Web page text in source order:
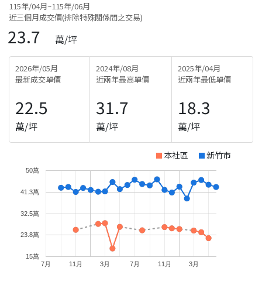
115年/04月~115年/06月
近三個月成交價(排除特殊關係間之交易)
23.7 萬/坪
2026年/05月
最新成交單價
22.5
萬/坪
2024年/08月
近兩年最高單價
31.7
萬/坪
2025年/04月
近兩年最低單價
18.3
萬/坪
本社區 新竹市
7月 11月 3月 7月 11月 3月
15萬
23.8萬
32.5萬
41.3萬
50萬